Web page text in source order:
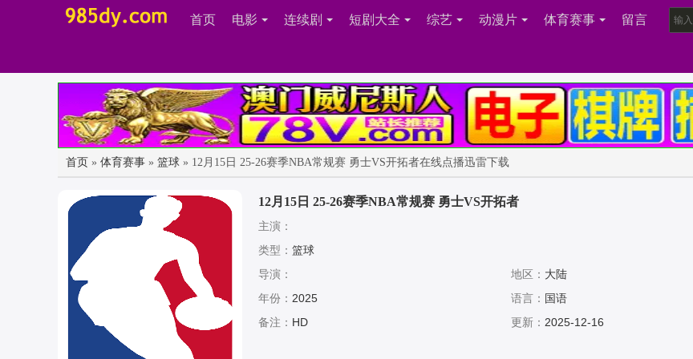
首页 电影 连续剧 短剧大全 综艺 动漫片 体育赛事 留言
首页 » 体育赛事 » 篮球 » 12月15日 25-26赛季NBA常规赛 勇士VS开拓者在线点播迅雷下载
12月15日 25-26赛季NBA常规赛 勇士VS开拓者
主演：
类型： 篮球
导演：
地区： 大陆
年份： 2025 语言： 国语
备注： HD 更新： 2025-12-16